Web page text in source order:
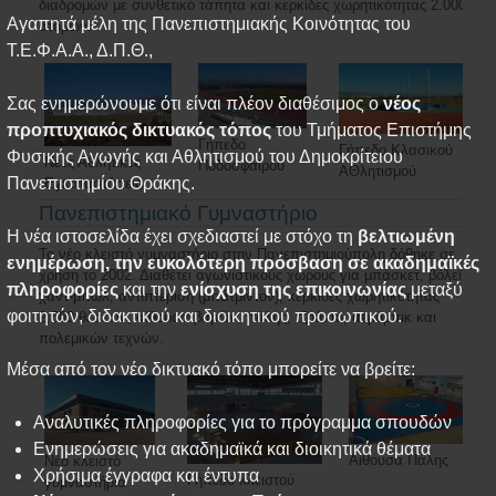
Αγαπητά μέλη της Πανεπιστημιακής Κοινότητας του
Τ.Ε.Φ.Α.Α., Δ.Π.Θ.,
Σας ενημερώνουμε ότι είναι πλέον διαθέσιμος ονέος
προπτυχιακός δικτυακός τόποςτου Τμήματος Επιστήμης
Φυσικής Αγωγής και Αθλητισμού του Δημοκρίτειου
Πανεπιστημίου Θράκης.
Η νέα ιστοσελίδα έχει σχεδιαστεί με στόχο τη βελτιωμένη
ενημέρωση, την ευκολότερη πρόσβαση σε ακαδημαϊκές
πληροφορίεςκαι τηνενίσχυση της επικοινωνίαςμεταξύ
φοιτητών, διδακτικού και διοικητικού προσωπικού.
Μέσα από τον νέο δικτυακό τόπο μπορείτε να βρείτε:
Αναλυτικές πληροφορίες για το πρόγραμμα σπουδών
Ενημερώσεις για ακαδημαϊκά και διοικητικά θέματα
Χρήσιμα έγγραφα και έντυπα
διαδρομών με συνθετικό τάπητα και κερκίδες χωρητικότητας 2.000
ατόμων.
Νέες Αθλητικές
Εγκαταστάσεις
Γήπεδο
Ποδοσφαίρου
Γήπεδο Κλασικού
ΑΘλητισμού
Πανεπιστημιακό Γυμναστήριο
Το νέο κλειστό γυμναστήριο στην Πανεπιστημιούπολη δόθηκε σε
χρήση το 2002. Διαθέτει αγωνιστικούς χώρους για μπάσκετ, βόλεϊ,
χάντ-μπωλ, αντιπτέριση (μπάτμιντον), κερκίδες χωρητικότητας
2.500 θέσεων, αίθουσα βαρών, πάλης, τζούντο, αερόμπικ και
πολεμικών τεχνών.
Νέο κλειστό
γυμναστήριο
Γήπεδο κλειστού
Αίθουσα Πάλης